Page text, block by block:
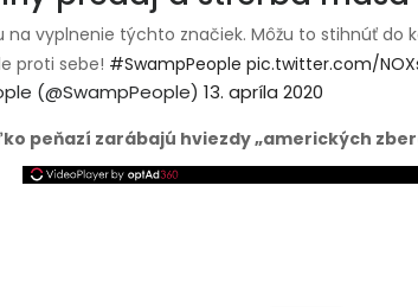
na vyplnenie týchto značiek. Môžu to stihnúť do
proti sebe! #SwampPeople pic.twitter.com/
(@SwampPeople) 13. apríla 2020
peňazí zarábajú hviezdy „amerických